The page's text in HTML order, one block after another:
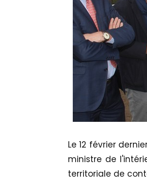
Le 12 février
ministre de
territoriale de